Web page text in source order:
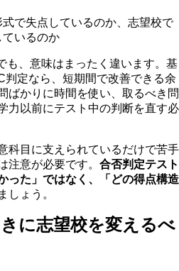
で失点しているのか、志望校で
ているのか
も、意味はまったく違います。基
定なら、短期間で改善できる余
ばかりに時間を使い、取るべき問
力以前にテスト中の判断を直す必
科目に支えられているだけで苦手
注意が必要です。 合否判定テスト
った」ではなく、「どの得点構造
しょう。
に志望校を変えるべ